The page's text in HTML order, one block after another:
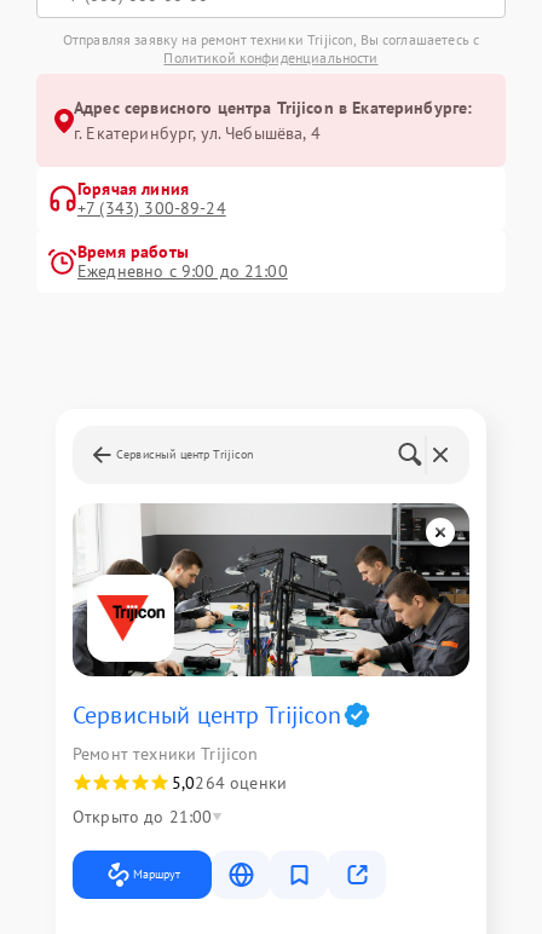
Отправляя заявку на ремонт техники Trijicon, Вы соглашаетесь с
Политикой конфиденциальности
Адрес сервисного центра Trijicon в Екатеринбурге:
г. Екатеринбург, ул. Чебышёва, 4
Горячая линия
+7 (343) 300-89-24
Время работы
Ежедневно с 9:00 до 21:00
Сервисный центр Trijicon
Сервисный центр Trijicon
Ремонт техники Trijicon
5,0264 оценки
Открыто до 21:00
Маршрут